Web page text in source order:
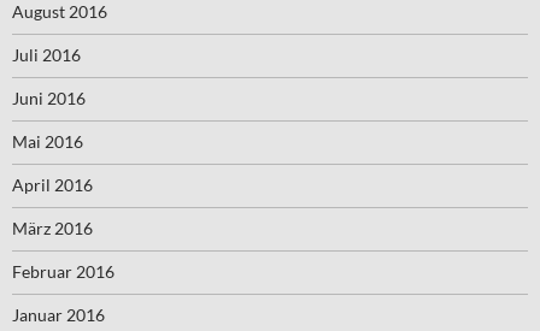
August 2016
Juli 2016
Juni 2016
Mai 2016
April 2016
März 2016
Februar 2016
Januar 2016